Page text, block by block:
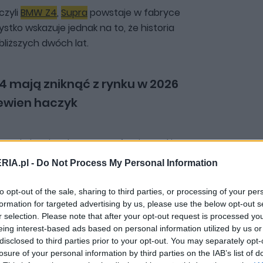
- Do Not Process My Personal Information
opt-out of the sale, sharing to third parties, or processing of your
for targeted advertising by us, please use the below opt-out
selection. Please note that after your opt-out request is processed
interest-based ads based on personal information utilized by us
to third parties prior to your opt-out. You may separately
of your personal information by third parties on the IAB’s list of
BMW Z4, Supra powstaje w fabryce
wskazuje jednak na to, że historia
dwóch lat.
mają zniknąć z rynku w 2026
haczyk
nie jest już dostępy w ofercie marki
- nie zaktualizowano go jeszcze
co uniemożliwia rejestrację
oznacza to jednak, że Toyota
pracują nad nowym
na torcie w ofercie. Nowa